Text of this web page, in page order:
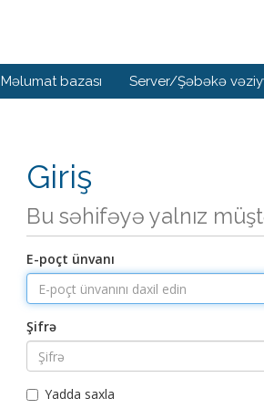
Məlumat bazası Server/Şəbəkə
Giriş
Bu səhifəyə yalnız
E-poçt ünvanı
Şifrə
Yadda saxla